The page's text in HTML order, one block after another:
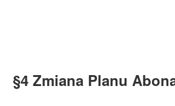
§4 Zmiana Planu